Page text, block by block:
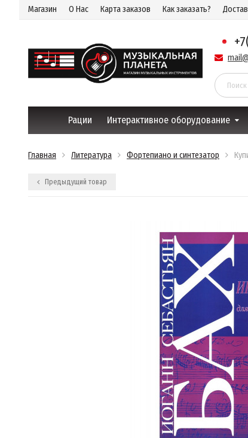
Магазин О Нас Карта заказов Как заказать?
Рации Интерактивное оборудование
Главная Литература Фортепиано и синтезатор
Предыдущий товар